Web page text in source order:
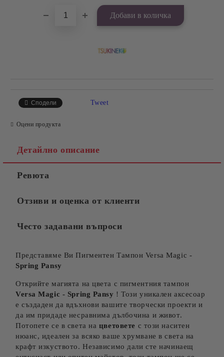
Сподели Tweet
Оцени продукта
Детайлно описание
Ревюта
Отзиви и оценка от клиенти
Често задавани въпроси
Представяме Ви Пигментен Тампон Versa Magic -
Spring Pansy
Открийте магията на цвета с пигментния тампон
Versa Magic - Spring Pansy ! Този уникален аксесоар
е създаден да вдъхнови вашите творчески проекти и
да им придаде несравнима дълбочина и живот.
Потопете се в света на цветовете с този наситен
нюанс, идеален за всяко ваше хрумване в света на
крафт изкуството. Независимо дали сте начинаещ